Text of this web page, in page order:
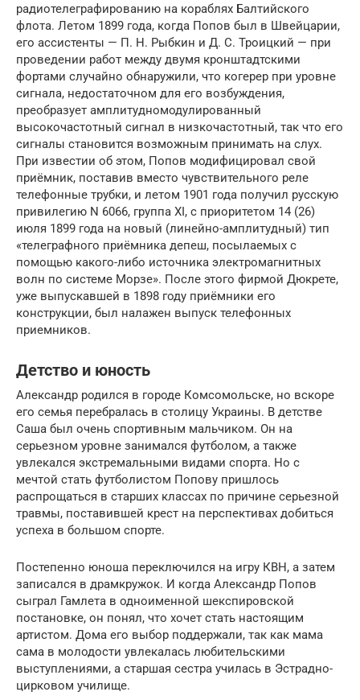
радиотелеграфированию на кораблях Балтийского
флота. Летом 1899 года, когда Попов был в Швейцарии,
его ассистенты — П. Н. Рыбкин и Д. С. Троицкий — при
проведении работ между двумя кронштадтскими
фортами случайно обнаружили, что когерер при уровне
сигнала, недостаточном для его возбуждения,
преобразует амплитудномодулированный
высокочастотный сигнал в низкочастотный, так что его
сигналы становится возможным принимать на слух.
При известии об этом, Попов модифицировал свой
приёмник, поставив вместо чувствительного реле
телефонные трубки, и летом 1901 года получил русскую
привилегию N 6066, группа XI, с приоритетом 14 (26)
июля 1899 года на новый (линейно-амплитудный) тип
«телеграфного приёмника депеш, посылаемых с
помощью какого-либо источника электромагнитных
волн по системе Морзе». После этого фирмой Дюкрете,
уже выпускавшей в 1898 году приёмники его
конструкции, был налажен выпуск телефонных
приемников.
Детство и юность
Александр родился в городе Комсомольске, но вскоре
его семья перебралась в столицу Украины. В детстве
Саша был очень спортивным мальчиком. Он на
серьезном уровне занимался футболом, а также
увлекался экстремальными видами спорта. Но с
мечтой стать футболистом Попову пришлось
распрощаться в старших классах по причине серьезной
травмы, поставившей крест на перспективах добиться
успеха в большом спорте.
Постепенно юноша переключился на игру КВН, а затем
записался в драмкружок. И когда Александр Попов
сыграл Гамлета в одноименной шекспировской
постановке, он понял, что хочет стать настоящим
артистом. Дома его выбор поддержали, так как мама
сама в молодости увлекалась любительскими
выступлениями, а старшая сестра училась в Эстрадно-
цирковом училище.